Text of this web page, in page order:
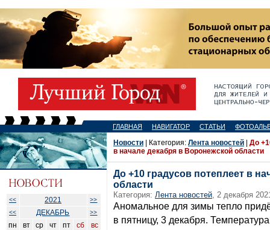
ГЛАВНАЯ НАВИГАТОР СТАТЬИ
<< 2021
>>
<<
ДЕКАБРЬ >>
пн вт ср чт пт сб
вс
Новости | Категория: Лента новостей
До
в начале декабря в Воронежской области
До +10 градусов потеплеет в
области
Категория: Лента новостей, 2 декабря
Аномальное для зимы тепло
в пятницу, 3 декабря.